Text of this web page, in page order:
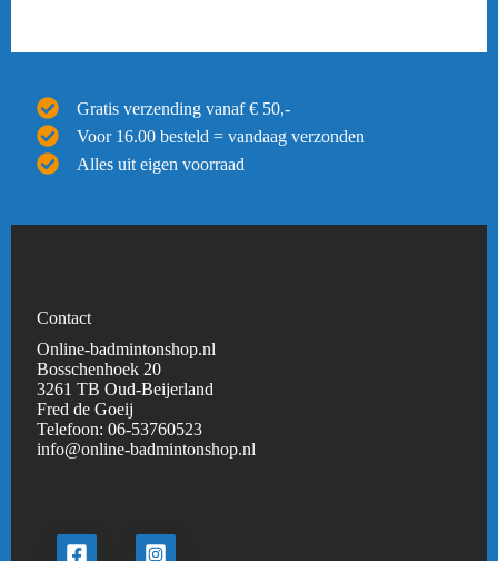
Gratis verzending vanaf € 50,-
Voor 16.00 besteld = vandaag verzonden
Alles uit eigen voorraad
Contact
Online-badmintonshop.nl
Bosschenhoek 20
3261 TB Oud-Beijerland
Fred de Goeij
Telefoon:06-53760523
info@online-badmintonshop.nl